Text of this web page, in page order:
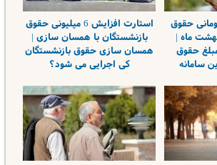
تومانی حقوق
ماه |
حقوق
سامانه
استارت افزایش 6 میلیونی حقوق
بازنشستگان با همسان سازی |
همسان سازی حقوق بازنشستگان
کی اجرایی می شود؟